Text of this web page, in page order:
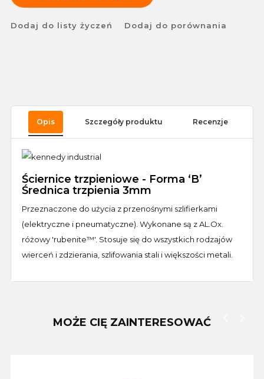
Dodaj do listy życzeń Dodaj do porównania
Opis Szczegóły produktu Recenzje
Ściernice trzpieniowe - Forma ‘B’
Średnica trzpienia 3mm
Przeznaczone do użycia z przenośnymi szlifierkami
(elektryczne i pneumatyczne). Wykonane są z AL.Ox.
różowy 'rubenite™'. Stosuje się do wszystkich rodzajów
wierceń i zdzierania, szlifowania stali i większości metali.
MOŻE CIĘ ZAINTERESOWAĆ